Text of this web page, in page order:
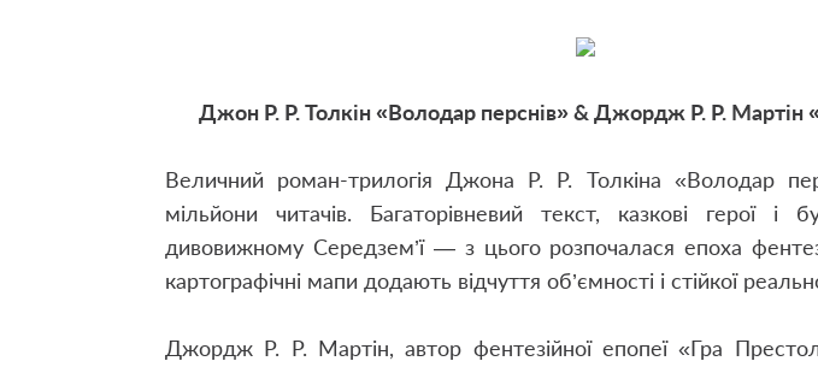
Джон Р. Р. Толкін «Володар перснів» & Джордж Р. Р. Мартін
Величний роман-трилогія Джона Р. Р. Толкіна «Володар
мільйони читачів. Багаторівневий текст, казкові герої і
дивовижному Середзем’ї — з цього розпочалася епоха
картографічні мапи додають відчуття об’ємності і стійкої
Джордж Р. Р. Мартін, автор фентезійної епопеї «Гра